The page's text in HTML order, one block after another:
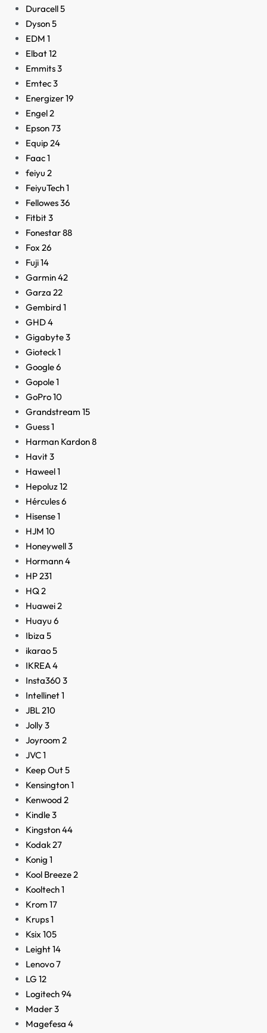
Duracell5
Dyson5
EDM 1
Elbat12
Emmits3
Emtec3
Energizer19
Engel2
Epson73
Equip24
Faac1
feiyu 2
FeiyuTech1
Fellowes36
Fitbit3
Fonestar88
Fox 26
Fuji14
Garmin42
Garza 22
Gembird 1
GHD4
Gigabyte3
Gioteck1
Google6
Gopole1
GoPro10
Grandstream 15
Guess1
Harman Kardon8
Havit3
Haweel1
Hepoluz12
Hércules6
Hisense1
HJM 10
Honeywell3
Hormann4
HP231
HQ2
Huawei2
Huayu 6
Ibiza 5
ikarao5
IKREA4
Insta3603
Intellinet1
JBL210
Jolly3
Joyroom 2
JVC1
Keep Out5
Kensington1
Kenwood 2
Kindle3
Kingston44
Kodak27
Konig 1
Kool Breeze2
Kooltech1
Krom 17
Krups1
Ksix 105
Leight14
Lenovo7
LG 12
Logitech94
Mader3
Magefesa 4